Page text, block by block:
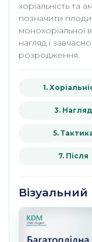
хоріальність та
позначити
монохоріальної
нагляд і
розродження.
1.
3. Нагляд
5.
7. Після